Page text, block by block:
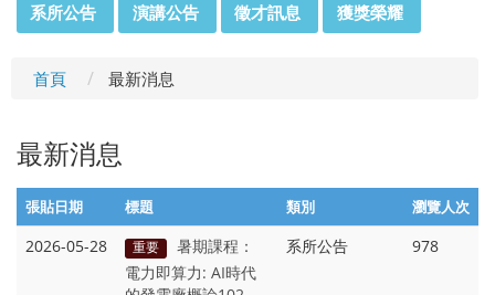
系所公告 演講公告 徵才訊息 獲獎榮耀
首頁 最新消息
最新消息
張貼日期 標題 類別 瀏覽人次
2026-05-28 重要
暑期課程：
電力即算力: AI時代
系所公告 978